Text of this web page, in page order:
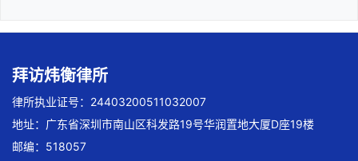
拜访炜衡律所
律所执业证号：24403200511032007
地址：广东省深圳市南山区科发路19号华润置地大厦D座19楼
邮编：518057